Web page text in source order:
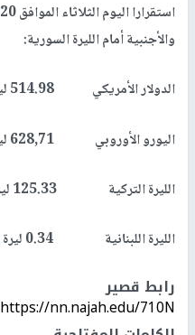
والأجنبية أمام الليرة السورية:
الدولار الأمريكي 514.98 ليرة سورية
اليورو الأوروبي 628,71 ليرة سورية
الليرة التركية 125.33 ليرة سورية
الليرة اللبنانية 0.34 ليرة سورية
رابط قصير
https://nn.najah.edu/710N/